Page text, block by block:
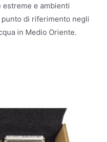
e ambienti
di riferimento negli
in Medio Oriente.